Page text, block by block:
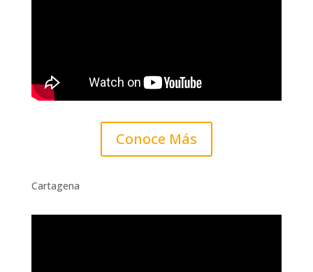
Conoce Más
Cartagena